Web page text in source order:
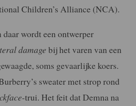
Children’s Alliance (NCA).
wordt een ontwerper
damage bij het varen van een
soms gevaarlijke koers.
sweater met strop rond
-trui. Het feit dat Demna na